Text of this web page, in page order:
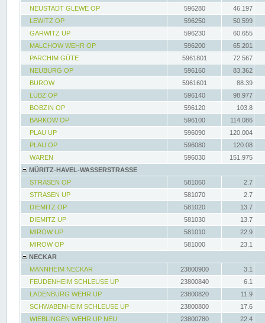
NEUSTADT GLEWE OP
596280
46.197
LEWITZ OP
596250
50.599
GARWITZ UP
596230
60.655
MALCHOW WEHR OP
596200
65.201
PARCHIM GÜTE
5961801
72.567
NEUBURG OP
596160
83.362
BUROW
5961601
88.39
LÜBZ OP
596140
98.977
BOBZIN OP
596120
103.8
BARKOW OP
596100
114.086
PLAU UP
596090
120.004
PLAU OP
596080
120.08
WAREN
596030
151.975
MÜRITZ-HAVEL-WASSERSTRASSE
STRASEN OP
581060
2.7
STRASEN UP
581070
2.7
DIEMITZ OP
581020
13.7
DIEMITZ UP
581030
13.7
MIROW UP
581010
22.9
MIROW OP
581000
23.1
NECKAR
MANNHEIM NECKAR
23800900
3.1
FEUDENHEIM SCHLEUSE UP
23800840
6.1
LADENBURG WEHR UP
23800820
11.9
SCHWABENHEIM SCHLEUSE UP
23800800
17.6
WIEBLINGEN WEHR UP NEU
23800780
22.4